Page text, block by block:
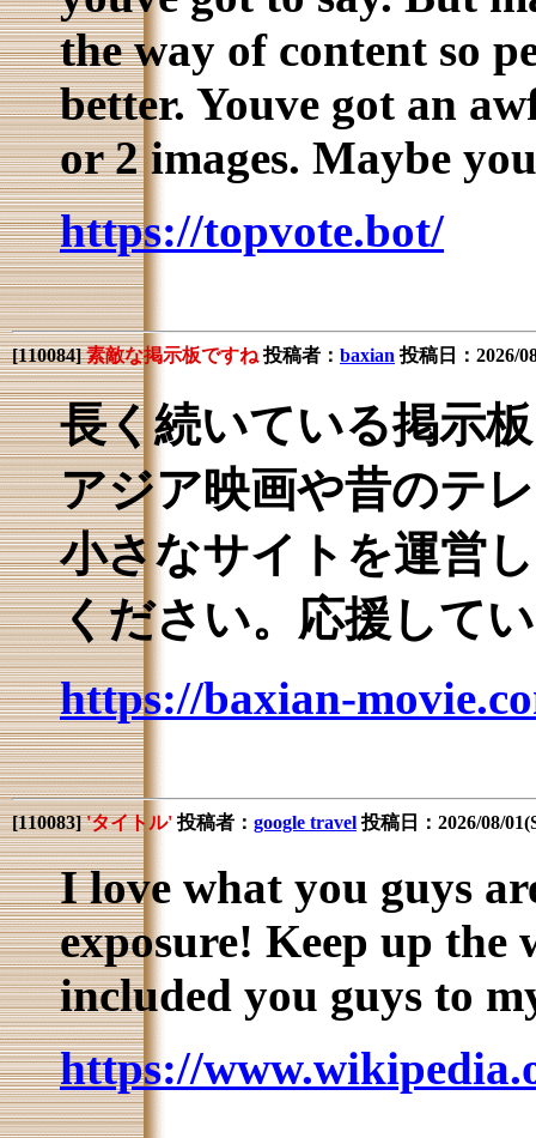
the way of content so
better. Youve got an
or 2 images. Maybe
https://topvote.bot/
[110084]素敵な掲示板ですね投稿者： baxian 投稿日：2026/
長く続いている掲示
アジア映画や昔のテ
小さなサイトを運営
ください。応援して
https://baxian-
[110083]'タイトル'投稿者： google travel投稿日：2026/08/
I love what you guys
exposure! Keep up
included you guys to
https://